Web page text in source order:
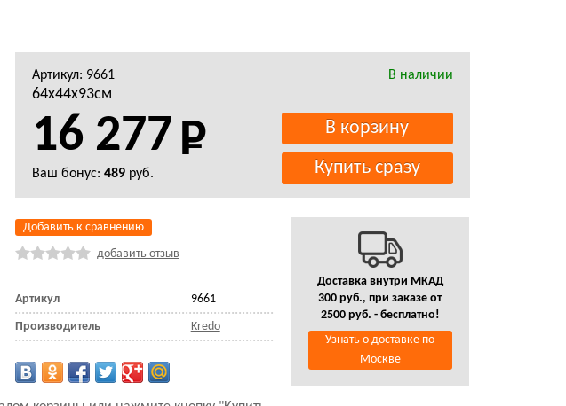
Артикул: 9661 В наличии
64x44x93см
16 277
Ваш бонус: 489руб.
Добавить к сравнению
добавить отзыв
Артикул 9661
Производитель Kredo
Доставка внутри МКАД
300 руб., при заказе от
2500 руб. - бесплатно!
Узнать о доставке по
Москве